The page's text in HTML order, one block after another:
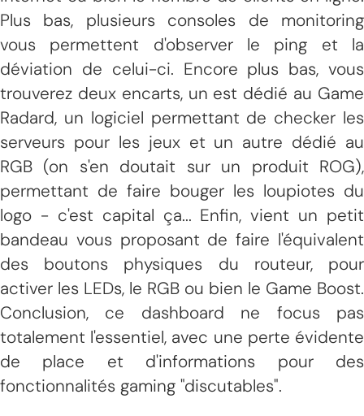
Plus bas, plusieurs consoles de monitoring
vous permettent d'observer le ping et la
déviation de celui-ci. Encore plus bas, vous
trouverez deux encarts, un est dédié au Game
Radard, un logiciel permettant de checker les
serveurs pour les jeux et un autre dédié au
RGB (on s'en doutait sur un produit ROG),
permettant de faire bouger les loupiotes du
logo - c'est capital ça... Enfin, vient un petit
bandeau vous proposant de faire l'équivalent
des boutons physiques du routeur, pour
activer les LEDs, le RGB ou bien le Game Boost.
Conclusion, ce dashboard ne focus pas
totalement l'essentiel, avec une perte évidente
de place et d'informations pour des
fonctionnalités gaming "discutables".